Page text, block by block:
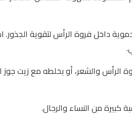
داخل فروة الرأس لتقوية
الرأس والشعر، أو بخلطه مع زيت جوز
كبيرة من النساء والرجال.